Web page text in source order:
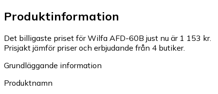
Produktinformation
Det billigaste priset för Wilfa AFD-60B just nu är 1 153 kr.
Prisjakt jämför priser och erbjudande från 4 butiker.
Grundläggande information
Produktnamn